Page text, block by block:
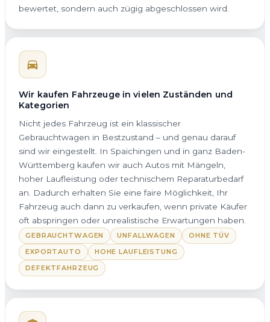
bewertet, sondern auch zügig abgeschlossen wird.
Wir kaufen Fahrzeuge in vielen Zuständen und
Kategorien
Nicht jedes Fahrzeug ist ein klassischer
Gebrauchtwagen in Bestzustand – und genau darauf
sind wir eingestellt. In Spaichingen und in ganz Baden-
Württemberg kaufen wir auch Autos mit Mängeln,
hoher Laufleistung oder technischem Reparaturbedarf
an. Dadurch erhalten Sie eine faire Möglichkeit, Ihr
Fahrzeug auch dann zu verkaufen, wenn private Käufer
oft abspringen oder unrealistische Erwartungen haben.
GEBRAUCHTWAGEN UNFALLWAGEN
OHNE TÜV
EXPORTAUTO
HOHE LAUFLEISTUNG
DEFEKTFAHRZEUG